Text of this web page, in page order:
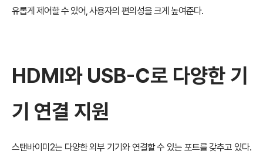
유롭게 제어할 수 있어, 사용자의 편의성을 크게 높여준다.
HDMI와 USB-C로 다양한 기
기 연결 지원
스탠바이미2는 다양한 외부 기기와 연결할 수 있는 포트를 갖추고 있다.